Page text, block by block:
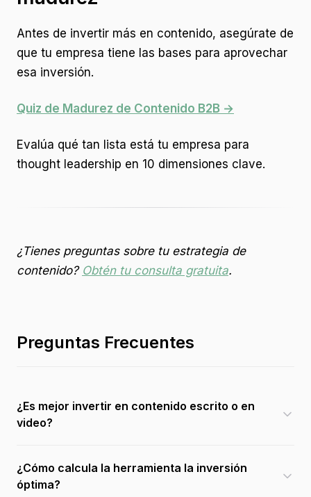
Antes de invertir más en contenido, asegúrate de
que tu empresa tiene las bases para aprovechar
esa inversión.
Quiz de Madurez de Contenido B2B →
Evalúa qué tan lista está tu empresa para
thought leadership en 10 dimensiones clave.
¿Tienes preguntas sobre tu estrategia de
contenido? Obtén tu consulta gratuita.
Preguntas Frecuentes
¿Es mejor invertir en contenido escrito o en
video?
¿Cómo calcula la herramienta la inversión
óptima?